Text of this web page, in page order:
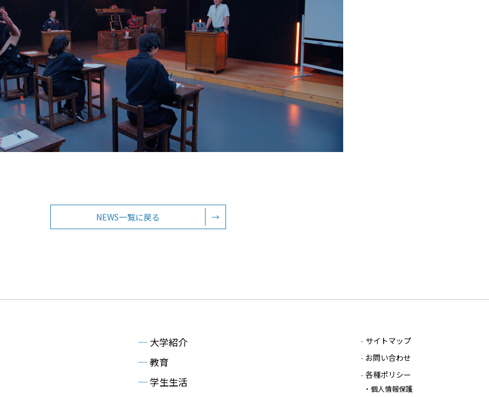
NEWS一覧に戻る →
─大学紹介
─教育
─学生生活
- サイトマップ
- お問い合わせ
- 各種ポリシー
・個人情報保護